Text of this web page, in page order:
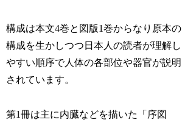
構成は本文4巻と図版1巻からなり原本の
構成を生かしつつ日本人の読者が理解し
やすい順序で人体の各部位や器官が説明
されています。
第1冊は主に内臓などを描いた「序図